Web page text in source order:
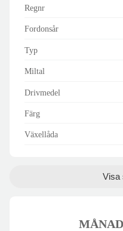
Regnr
Fordonsår
Typ
Miltal
Drivmedel
Färg
Växellåda
Visa